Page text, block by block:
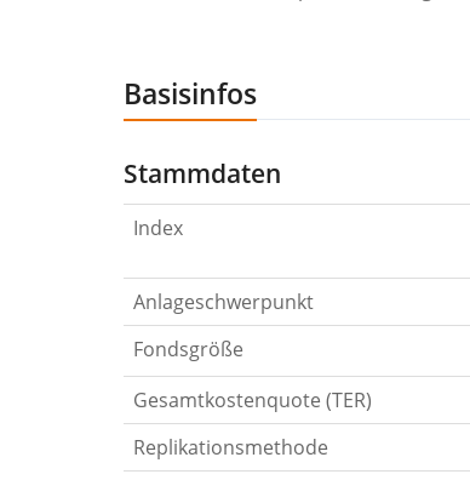
Basisinfos
Stammdaten
Index
Anlageschwerpunkt
Fondsgröße
Gesamtkostenquote (TER)
Replikationsmethode